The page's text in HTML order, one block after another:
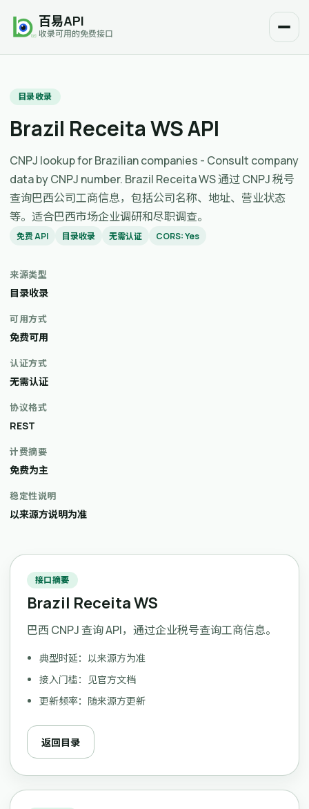
百易API
收录可用的免费接口
目录收录
Brazil Receita WS API
CNPJ lookup for Brazilian companies - Consult company
data by CNPJ number. Brazil Receita WS 通过 CNPJ 税号
查询巴西公司工商信息，包括公司名称、地址、营业状态
等。适合巴西市场企业调研和尽职调查。
免费 API 目录收录 无需认证 CORS: Yes
来源类型
目录收录
可用方式
免费可用
认证方式
无需认证
协议格式
REST
计费摘要
免费为主
稳定性说明
以来源方说明为准
接口摘要
Brazil Receita WS
巴西 CNPJ 查询 API，通过企业税号查询工商信息。
典型时延：以来源方为准
接入门槛：见官方文档
更新频率：随来源方更新
返回目录